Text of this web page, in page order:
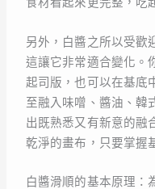
食材看起來更完整，吃
另外，白醬之所以受歡
這讓它非常適合變化。
起司版，也可以在基底
至融入味噌、醬油、韓
出既熟悉又有新意的融
乾淨的畫布，只要掌握
白醬滑順的基本原理：